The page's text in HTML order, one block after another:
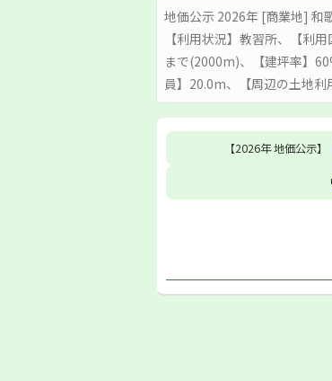
地価公示 2026年 [商業地] 和
【利用状況】教習所、【利
まで(2000m)、【建坪率】
員】20.0m、【周辺の土地
【2026年 地価公示】